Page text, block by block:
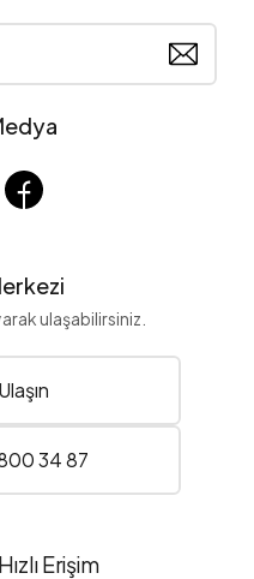
ulaşabilirsiniz.
34 87
Hızlı Erişim